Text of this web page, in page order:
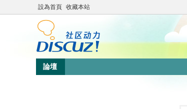
設為首頁 收藏本站
論壇